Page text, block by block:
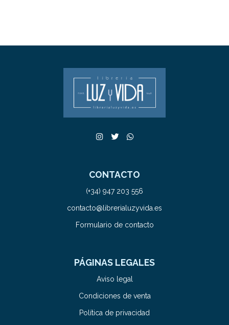
CONTACTO
(+34) 947 203 556
contacto@librerialuzyvida.es
Formulario de contacto
PÁGINAS LEGALES
Aviso legal
Condiciones de venta
Política de privacidad